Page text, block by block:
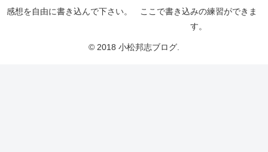
感想を自由に書き込んで下さい。
ここで書き込みの練習ができま
す。
© 2018 小松邦志ブログ.